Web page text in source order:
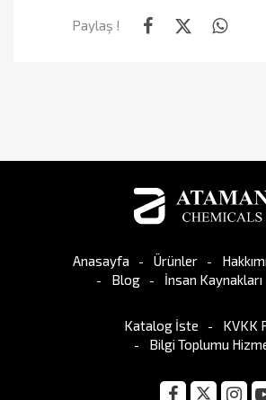
Paylaş !
Anasayfa Ürünler
Blog
İnsan Kaynakları
Katalog İste
KVKK
Bilgi Toplumu